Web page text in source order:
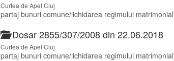
Curtea de Apel Cluj
partaj bunuri comune/lichidarea regimului
Dosar 2855/307/2008 din 22.06.2018
Curtea de Apel Cluj
partaj bunuri comune/lichidarea regimului